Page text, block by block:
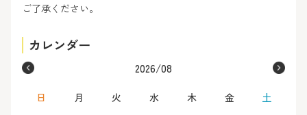
ご了承ください。
カレンダー
2026/08
日 月 火 水 木 金 土